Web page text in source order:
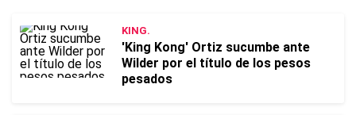
KING.
'King Kong' Ortiz sucumbe ante
Wilder por el título de los pesos
pesados